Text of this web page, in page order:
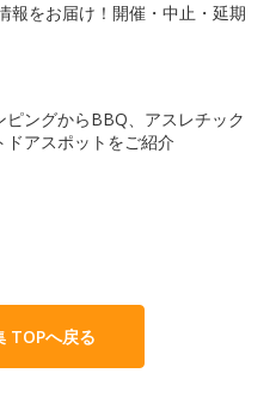
報をお届け！開催・中止・延期
ピングからBBQ、アスレチック
ドアスポットをご紹介
TOPへ戻る